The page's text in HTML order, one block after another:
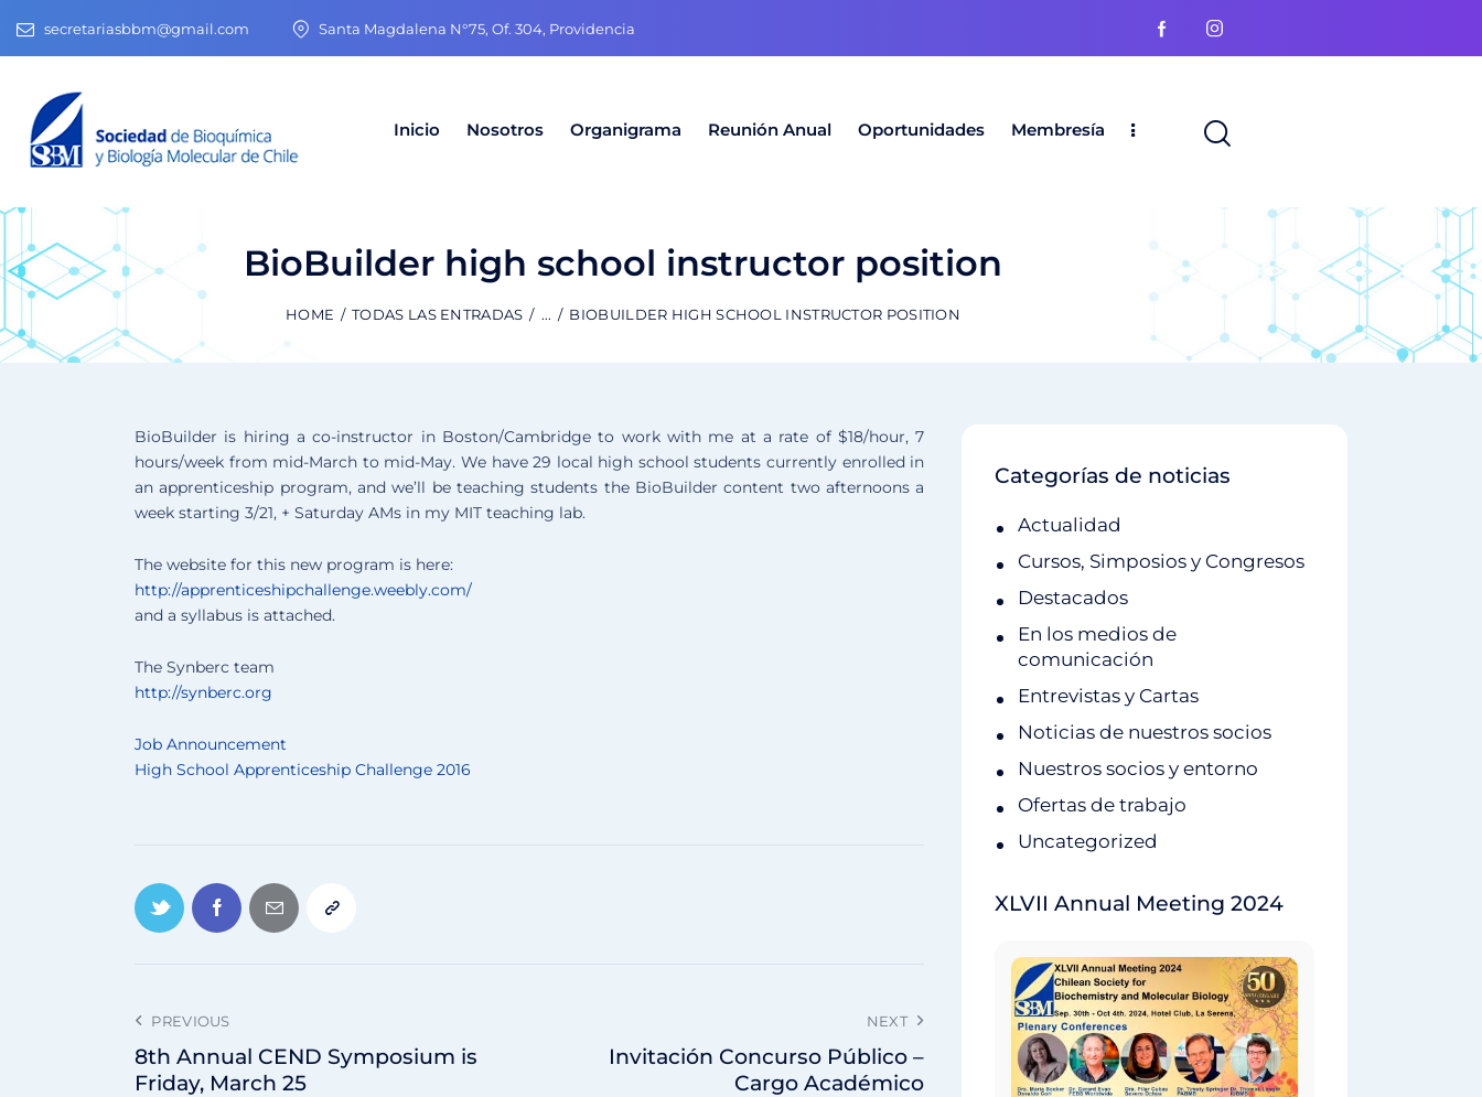
secretariasbbm@gmail.com Santa Magdalena N°75, Of. 304, Providencia
Inicio Nosotros Organigrama Reunión Anual Oportunidades Membresía
BioBuilder high school instructor position
HOME TODAS LAS ENTRADAS ... BIOBUILDER HIGH SCHOOL INSTRUCTOR POSITION
BioBuilder is hiring a co-instructor in Boston/Cambridge to work with me at a rate of $18/hour, 7
hours/week from mid-March to mid-May. We have 29 local high school students currently enrolled in
an apprenticeship program, and we’ll be teaching students the BioBuilder content two afternoons a
week starting 3/21, + Saturday AMs in my MIT teaching lab.
The website for this new program is here:
http://apprenticeshipchallenge.weebly.com/
and a syllabus is attached.
The Synberc team
http://synberc.org
Job Announcement
High School Apprenticeship Challenge 2016
PREVIOUS
8th Annual CEND Symposium is
Friday, March 25
NEXT
Invitación Concurso Público –
Cargo Académico
Categorías de noticias
Actualidad
Cursos, Simposios y Congresos
Destacados
En los medios de
comunicación
Entrevistas y Cartas
Noticias de nuestros socios
Nuestros socios y entorno
Ofertas de trabajo
Uncategorized
XLVII Annual Meeting 2024